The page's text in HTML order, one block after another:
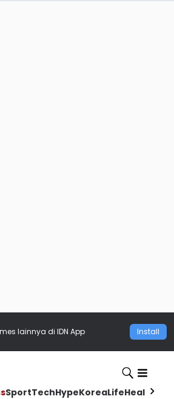
lainnya di IDN App Install
SportTechHypeKoreaLifeHealth